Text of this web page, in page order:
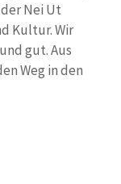
Nei Ut
Kultur. Wir
gut. Aus
Weg in den